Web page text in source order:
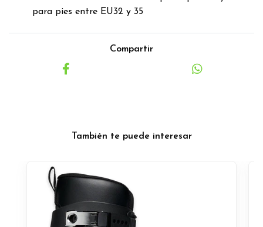
para pies entre EU32 y 35
Compartir
También te puede interesar